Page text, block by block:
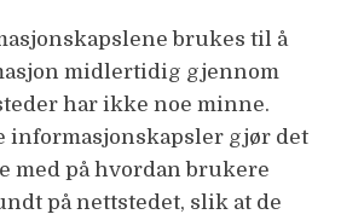
brukes til å
midlertidig gjennom
har ikke noe minne.
gjør det
med på hvordan brukere
på nettstedet, slik at de